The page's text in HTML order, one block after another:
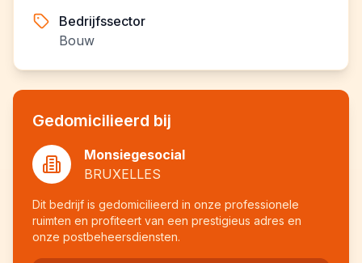
Bedrijfssector
Bouw
Gedomicilieerd bij
Monsiegesocial
BRUXELLES
Dit bedrijf is gedomicilieerd in onze professionele
ruimten en profiteert van een prestigieus adres en
onze postbeheersdiensten.